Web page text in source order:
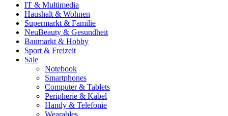
IT & Multimedia
Haushalt & Wohnen
Supermarkt & Familie
NeuBeauty & Gesundheit
Baumarkt & Hobby
Sport & Freizeit
Sale
Notebook
Smartphones
Computer & Tablets
Peripherie & Kabel
Handy & Telefonie
Wearables